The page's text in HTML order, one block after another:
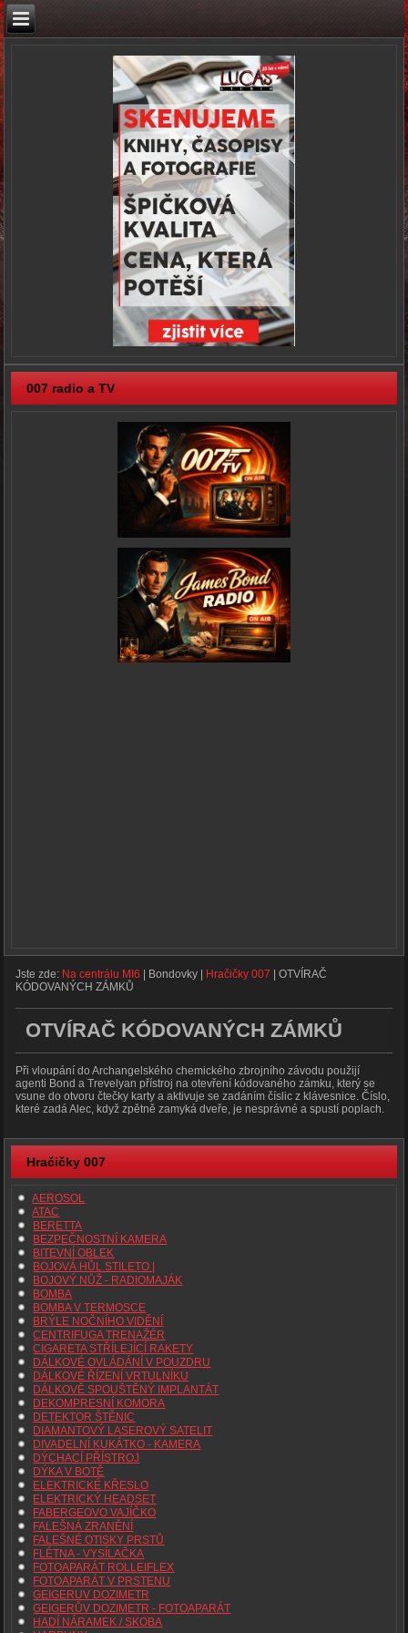
007 radio a TV
Jste zde: Na centrálu MI6 Bondovky Hračičky 007 |OTVÍRAČ
KÓDOVANÝCH ZÁMKŮ
OTVÍRAČ KÓDOVANÝCH ZÁMKŮ
Při vloupání do Archangelského chemického zbrojního závodu použijí
agenti Bond a Trevelyan přístroj na otevření kódovaného zámku, který se
vsune do otvoru čtečky karty a aktivuje se zadáním číslic z klávesnice. Číslo,
které zadá Alec, když zpětně zamyká dveře, je nesprávné a spustí poplach.
Hračičky 007
AEROSOL
ATAC
BERETTA
BEZPEČNOSTNÍ KAMERA
BITEVNÍ OBLEK
BOJOVÁ HŮL STILETO |
BOJOVÝ NŮŽ - RADIOMAJÁK
BOMBA
BOMBA V TERMOSCE
BRÝLE NOČNÍHO VIDĚNÍ
CENTRIFUGA TRENAŽÉR
CIGARETA STŘÍLEJÍCÍ RAKETY
DÁLKOVÉ OVLÁDÁNÍ V POUZDRU
DÁLKOVÉ ŘÍZENÍ VRTULNÍKU
DÁLKOVĚ SPOUŠTĚNÝ IMPLANTÁT
DEKOMPRESNÍ KOMORA
DETEKTOR ŠTĚNIC
DIAMANTOVÝ LASEROVÝ SATELIT
DIVADELNÍ KUKÁTKO - KAMERA
DÝCHACÍ PŘÍSTROJ
DÝKA V BOTĚ
ELEKTRICKÉ KŘESLO
ELEKTRICKÝ HEADSET
FABERGEOVO VAJÍČKO
FALEŠNÁ ZRANĚNÍ
FALEŠNÉ OTISKY PRSTŮ
FLÉTNA - VYSÍLAČKA
FOTOAPARÁT ROLLEIFLEX
FOTOAPARÁT V PRSTENU
GEIGERUV DOZIMETR
GEIGERŮV DOZIMETR - FOTOAPARÁT
HADÍ NÁRAMEK / SKOBA